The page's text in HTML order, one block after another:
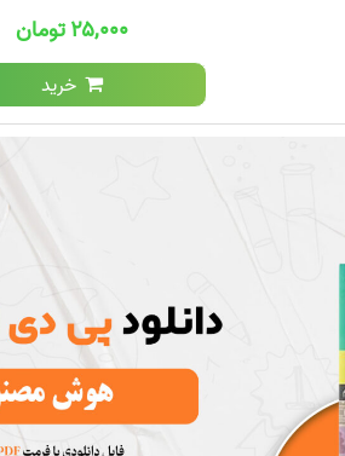
۲۵,۰۰۰ تومان
خرید